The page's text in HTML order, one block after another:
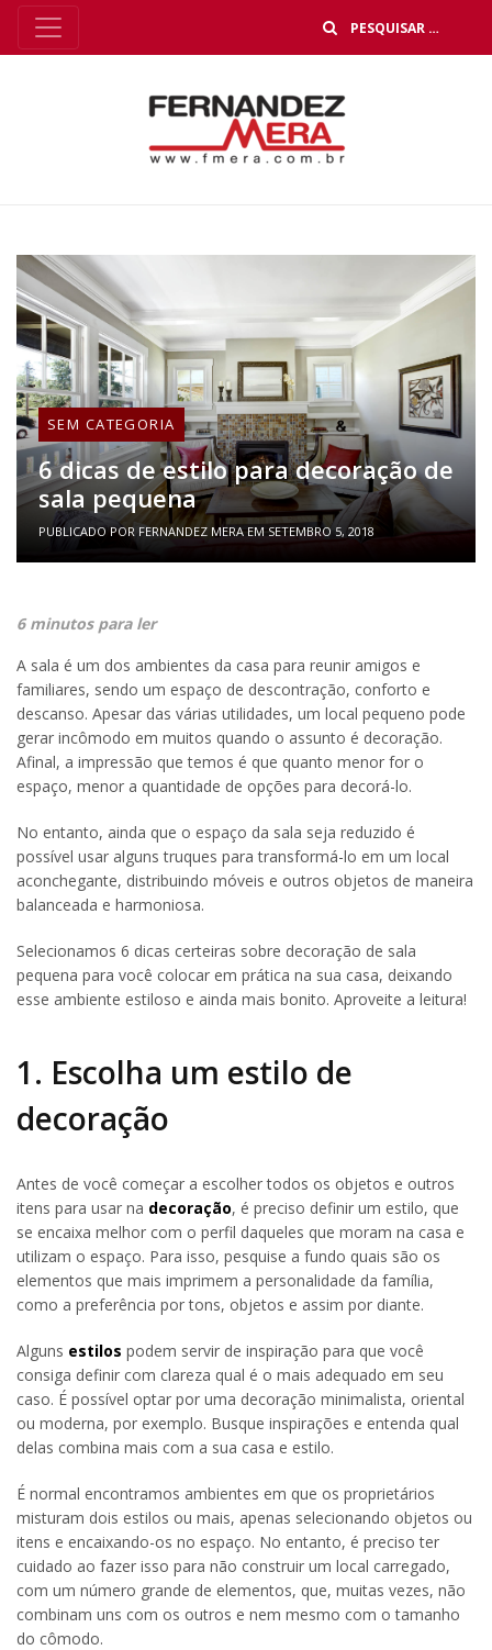
SEM CATEGORIA
6 dicas de estilo para decoração de
sala pequena
PUBLICADO POR FERNANDEZ MERAEMSETEMBRO 5, 2018
6 minutos para ler
A sala é um dos ambientes da casa para reunir amigos e
familiares, sendo um espaço de descontração, conforto e
descanso. Apesar das várias utilidades, um local pequeno pode
gerar incômodo em muitos quando o assunto é decoração.
Afinal, a impressão que temos é que quanto menor for o
espaço, menor a quantidade de opções para decorá-lo.
No entanto, ainda que o espaço da sala seja reduzido é
possível usar alguns truques para transformá-lo em um local
aconchegante, distribuindo móveis e outros objetos de maneira
balanceada e harmoniosa.
Selecionamos 6 dicas certeiras sobre decoração de sala
pequena para você colocar em prática na sua casa, deixando
esse ambiente estiloso e ainda mais bonito. Aproveite a leitura!
1. Escolha um estilo de
decoração
Antes de você começar a escolher todos os objetos e outros
itens para usar na decoração, é preciso definir um estilo, que
se encaixa melhor com o perfil daqueles que moram na casa e
utilizam o espaço. Para isso, pesquise a fundo quais são os
elementos que mais imprimem a personalidade da família,
como a preferência por tons, objetos e assim por diante.
Alguns estilos podem servir de inspiração para que você
consiga definir com clareza qual é o mais adequado em seu
caso. É possível optar por uma decoração minimalista, oriental
ou moderna, por exemplo. Busque inspirações e entenda qual
delas combina mais com a sua casa e estilo.
É normal encontramos ambientes em que os proprietários
misturam dois estilos ou mais, apenas selecionando objetos ou
itens e encaixando-os no espaço. No entanto, é preciso ter
cuidado ao fazer isso para não construir um local carregado,
com um número grande de elementos, que, muitas vezes, não
combinam uns com os outros e nem mesmo com o tamanho
do cômodo.